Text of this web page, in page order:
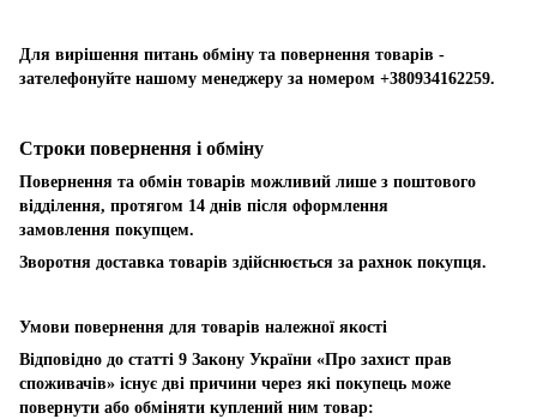
Для вирішення питань обміну та повернення товарів -
зателефонуйте нашому менеджеру за номером +380934162259.
Строки повернення і обміну
Повернення та обмін товарів можливий лише з поштового
відділення, протягом 14 днів після оформлення
замовлення покупцем.
Зворотня доставка товарів здійснюється за рахнок покупця.
Умови повернення для товарів належної якості
Відповідно до статті 9 Закону України «Про захист прав
споживачів» існує дві причини через які покупець може
повернути або обміняти куплений ним товар: